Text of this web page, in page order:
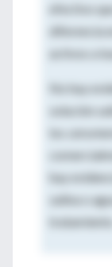
efectivo
diferencia
activos a
No hay
solución
los
hay
salina o
tratamiento.